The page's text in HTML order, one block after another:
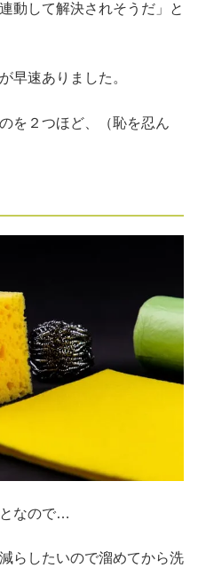
動して解決されそうだ」と
早速ありました。
を２つほど、（恥を忍ん
なので…
らしたいので溜めてから洗